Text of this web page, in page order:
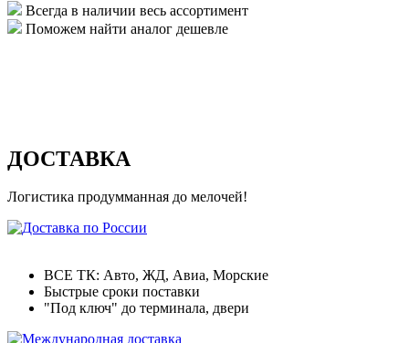
Всегда в наличии весь ассортимент
Поможем найти аналог дешевле
ДОСТАВКА
Логистика продумманная до мелочей!
ВСЕ ТК: Авто, ЖД, Авиа, Морские
Быстрые сроки поставки
"Под ключ" до терминала, двери